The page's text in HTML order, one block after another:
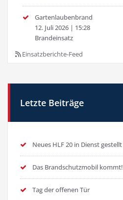
Gartenlaubenbrand
12. Juli 2026 | 15:28
Brandeinsatz
Einsatzberichte-Feed
Letzte Beiträge
Neues HLF 20 in Dienst gestellt
Das Brandschutzmobil kommt!
Tag der offenen Tür